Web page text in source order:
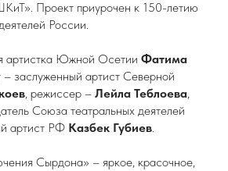
Проект приурочен к 150-летию
России.
артистка Южной Осетии Фатима
– заслуженный артист Северной
, режиссер – Лейла Теблоева,
Союза театральных деятелей
артист РФ Казбек Губиев.
Сырдона» – яркое, красочное,